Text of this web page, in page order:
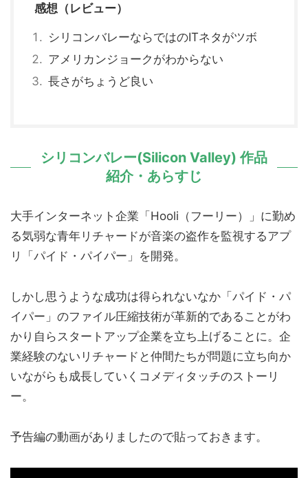
感想（レビュー）
シリコンバレーならではのITネタがツボ
アメリカンジョークがわからない
長さがちょうど良い
シリコンバレー(Silicon Valley) 作品
紹介・あらすじ
大手インターネット企業「Hooli（フーリー）」に勤め
る気弱な青年リチャードが音楽の盗作を監視するアプ
リ「パイド・パイパー」を開発。
しかし思うような成功は得られないなか「パイド・パ
イパー」のファイル圧縮技術が革新的であることがわ
かり自らスタートアップ企業を立ち上げることに。企
業経験のないリチャードと仲間たちが問題に立ち向か
いながらも成長していくコメディタッチのストーリ
ー。
予告編の動画がありましたので貼っておきます。